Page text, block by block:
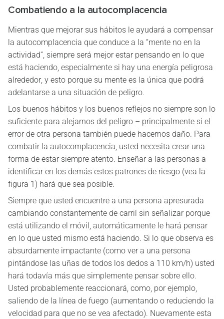
Combatiendo a la autocomplacencia
Mientras que mejorar sus hábitos le ayudará a compensar
la autocomplacencia que conduce a la “mente no en la
actividad”, siempre será mejor estar pensando en lo que
está haciendo, especialmente si hay una energía peligrosa
alrededor, y esto porque su mente es la única que podrá
adelantarse a una situación de peligro.
Los buenos hábitos y los buenos reflejos no siempre son lo
suficiente para alejarnos del peligro – principalmente si el
error de otra persona también puede hacernos daño. Para
combatir la autocomplacencia, usted necesita crear una
forma de estar siempre atento. Enseñar a las personas a
identificar en los demás estos patrones de riesgo (vea la
figura 1) hará que sea posible.
Siempre que usted encuentre a una persona apresurada
cambiando constantemente de carril sin señalizar porque
está utilizando el móvil, automáticamente le hará pensar
en lo que usted mismo está haciendo. Si lo que observa es
absurdamente impactante (como ver a una persona
pintándose las uñas de todos los dedos a 110 km/h) usted
hará todavía más que simplemente pensar sobre ello.
Usted probablemente reaccionará, como, por ejemplo,
saliendo de la línea de fuego (aumentando o reduciendo la
velocidad para que no se vea afectado). Nuevamente esta